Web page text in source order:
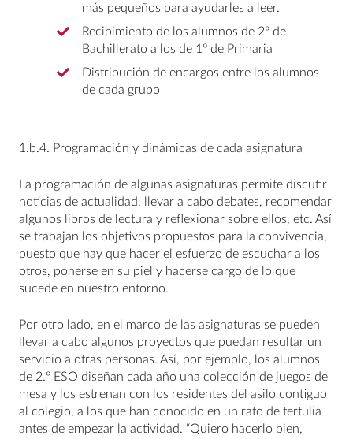
más pequeños para ayudarles a leer.
Recibimiento de los alumnos de 2º de
Bachillerato a los de 1º de Primaria
Distribución de encargos entre los alumnos
de cada grupo
1.b.4. Programación y dinámicas de cada asignatura
La programación de algunas asignaturas permite discutir
noticias de actualidad, llevar a cabo debates, recomendar
algunos libros de lectura y reflexionar sobre ellos, etc. Así
se trabajan los objetivos propuestos para la convivencia,
puesto que hay que hacer el esfuerzo de escuchar a los
otros, ponerse en su piel y hacerse cargo de lo que
sucede en nuestro entorno.
Por otro lado, en el marco de las asignaturas se pueden
llevar a cabo algunos proyectos que puedan resultar un
servicio a otras personas. Así, por ejemplo, los alumnos
de 2.º ESO diseñan cada año una colección de juegos de
mesa y los estrenan con los residentes del asilo contiguo
al colegio, a los que han conocido en un rato de tertulia
antes de empezar la actividad. “Quiero hacerlo bien,